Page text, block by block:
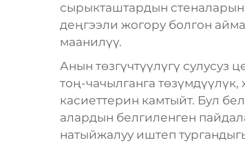
сырыкташтардын
деңгээли жогору болгон
маанилүү.
Анын төзгүчтүүлүгү сулусуз
тоң-чачылганга
касиеттерин камтыйт. Бул
алардын белгиленген
натыйжалуу иштеп